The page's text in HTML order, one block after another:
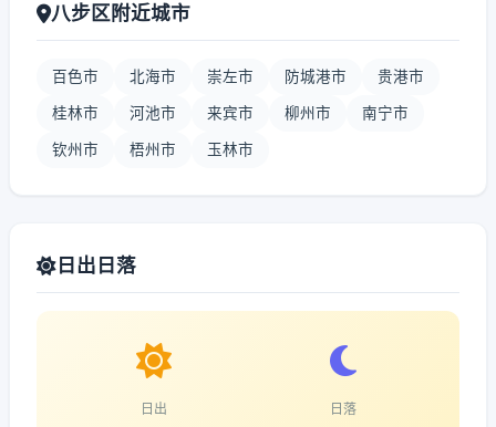
八步区附近城市
百色市 北海市 崇左市 防城港市 贵港市
桂林市 河池市 来宾市 柳州市 南宁市
钦州市 梧州市 玉林市
日出日落
日出 日落